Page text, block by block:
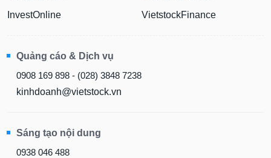
InvestOnline
VietstockFinance
Quảng cáo & Dịch vụ
0908 169 898 - (028) 3848 7238
kinhdoanh@vietstock.vn
Sáng tạo nội dung
0938 046 488